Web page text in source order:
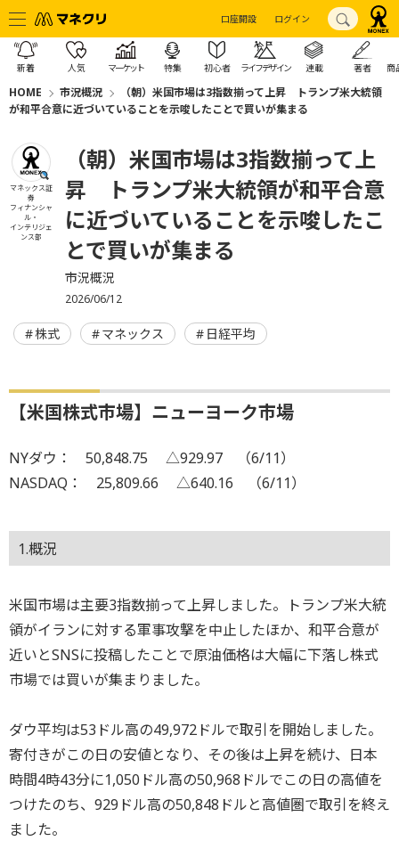
口座開設 ログイン
新着 人気 マーケット 特集 初心者 ライフデザイン 連載 著者 商
HOME 市況概況
（朝）米国市場は3指数揃って上昇 トランプ米大統領
が和平合意に近づいていることを示唆したことで買いが集まる
マネックス証
券
フィナンシャ
ル・
インテリジェ
ンス部
（朝）米国市場は3指数揃って上
昇 トランプ米大統領が和平合意
に近づいていることを示唆したこ
とで買いが集まる
市況概況
2026/06/12
株式 マネックス 日経平均
【米国株式市場】ニューヨーク市場
NYダウ： 50,848.75 △929.97 （6/11）
NASDAQ： 25,809.66 △640.16 （6/11）
1.概況
米国市場は主要3指数揃って上昇しました。トランプ米大統
領がイランに対する軍事攻撃を中止したほか、和平合意が
近いとSNSに投稿したことで原油価格は大幅に下落し株式
市場では買いが集まりました。
ダウ平均は53ドル高の49,972ドルで取引を開始しました。
寄付きがこの日の安値となり、その後は上昇を続け、日本
時間4時43分に1,050ドル高の50,968ドルでこの日の高値を
つけたのち、929ドル高の50,848ドルと高値圏で取引を終え
ました。